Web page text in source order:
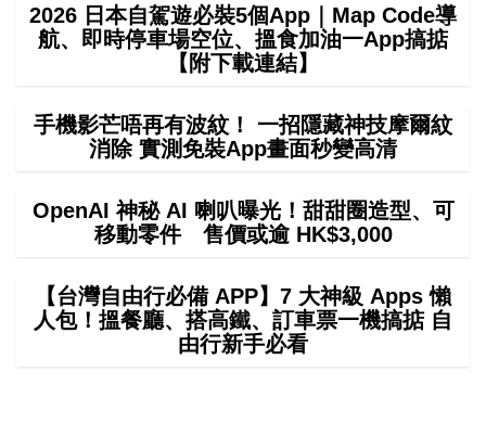
2026 日本自駕遊必裝5個App｜Map Code導
航、即時停車場空位、搵食加油一App搞掂
【附下載連結】
手機影芒唔再有波紋！ 一招隱藏神技摩爾紋
消除 實測免裝App畫面秒變高清
OpenAI 神秘 AI 喇叭曝光！甜甜圈造型、可
移動零件 售價或逾 HK$3,000
【台灣自由行必備 APP】7 大神級 Apps 懶
人包！搵餐廳、搭高鐵、訂車票一機搞掂 自
由行新手必看